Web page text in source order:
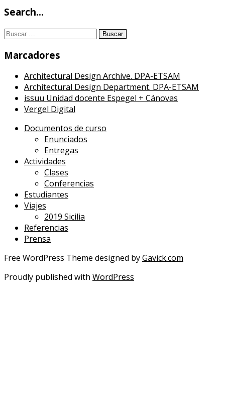
Search…
Buscar:
Marcadores
Architectural Design Archive. DPA-ETSAM
Architectural Design Department. DPA-ETSAM
issuu Unidad docente Espegel + Cánovas
Vergel Digital
Documentos de curso
Enunciados
Entregas
Actividades
Clases
Conferencias
Estudiantes
Viajes
2019 Sicilia
Referencias
Prensa
Free WordPress Theme designed byGavick.com
Proudly published with WordPress